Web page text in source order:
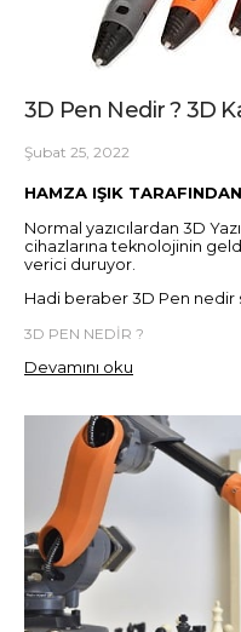
3D Pen Nedir ? 3D
Şubat 25, 2022
HAMZA IŞIK
Normal yazıcılardan 3D
cihazlarına teknolojinin
verici duruyor.
Hadi beraber 3D Pen nedir
3D PEN NEDİR ?
Devamını oku